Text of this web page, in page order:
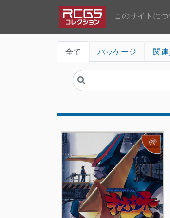
このサイトにつ
全て パッケージ 関